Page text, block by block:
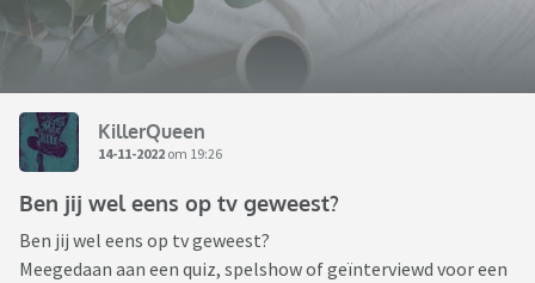
KillerQueen
14-11-2022 om 19:26
Ben jij wel eens op tv geweest?
Ben jij wel eens op tv geweest?
Meegedaan aan een quiz, spelshow of geïnterviewd voor een